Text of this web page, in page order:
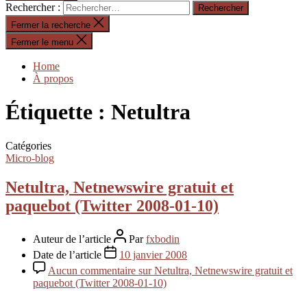
Rechercher :
Fermer la recherche
Fermer le menu
Home
À propos
Étiquette : Netultra
Catégories
Micro-blog
Netultra, Netnewswire gratuit et
paquebot (Twitter 2008-01-10)
Auteur de l’article Parfxbodin
Date de l’article
10 janvier 2008
Aucun commentaire sur Netultra, Netnewswire gratuit et
paquebot (Twitter 2008-01-10)